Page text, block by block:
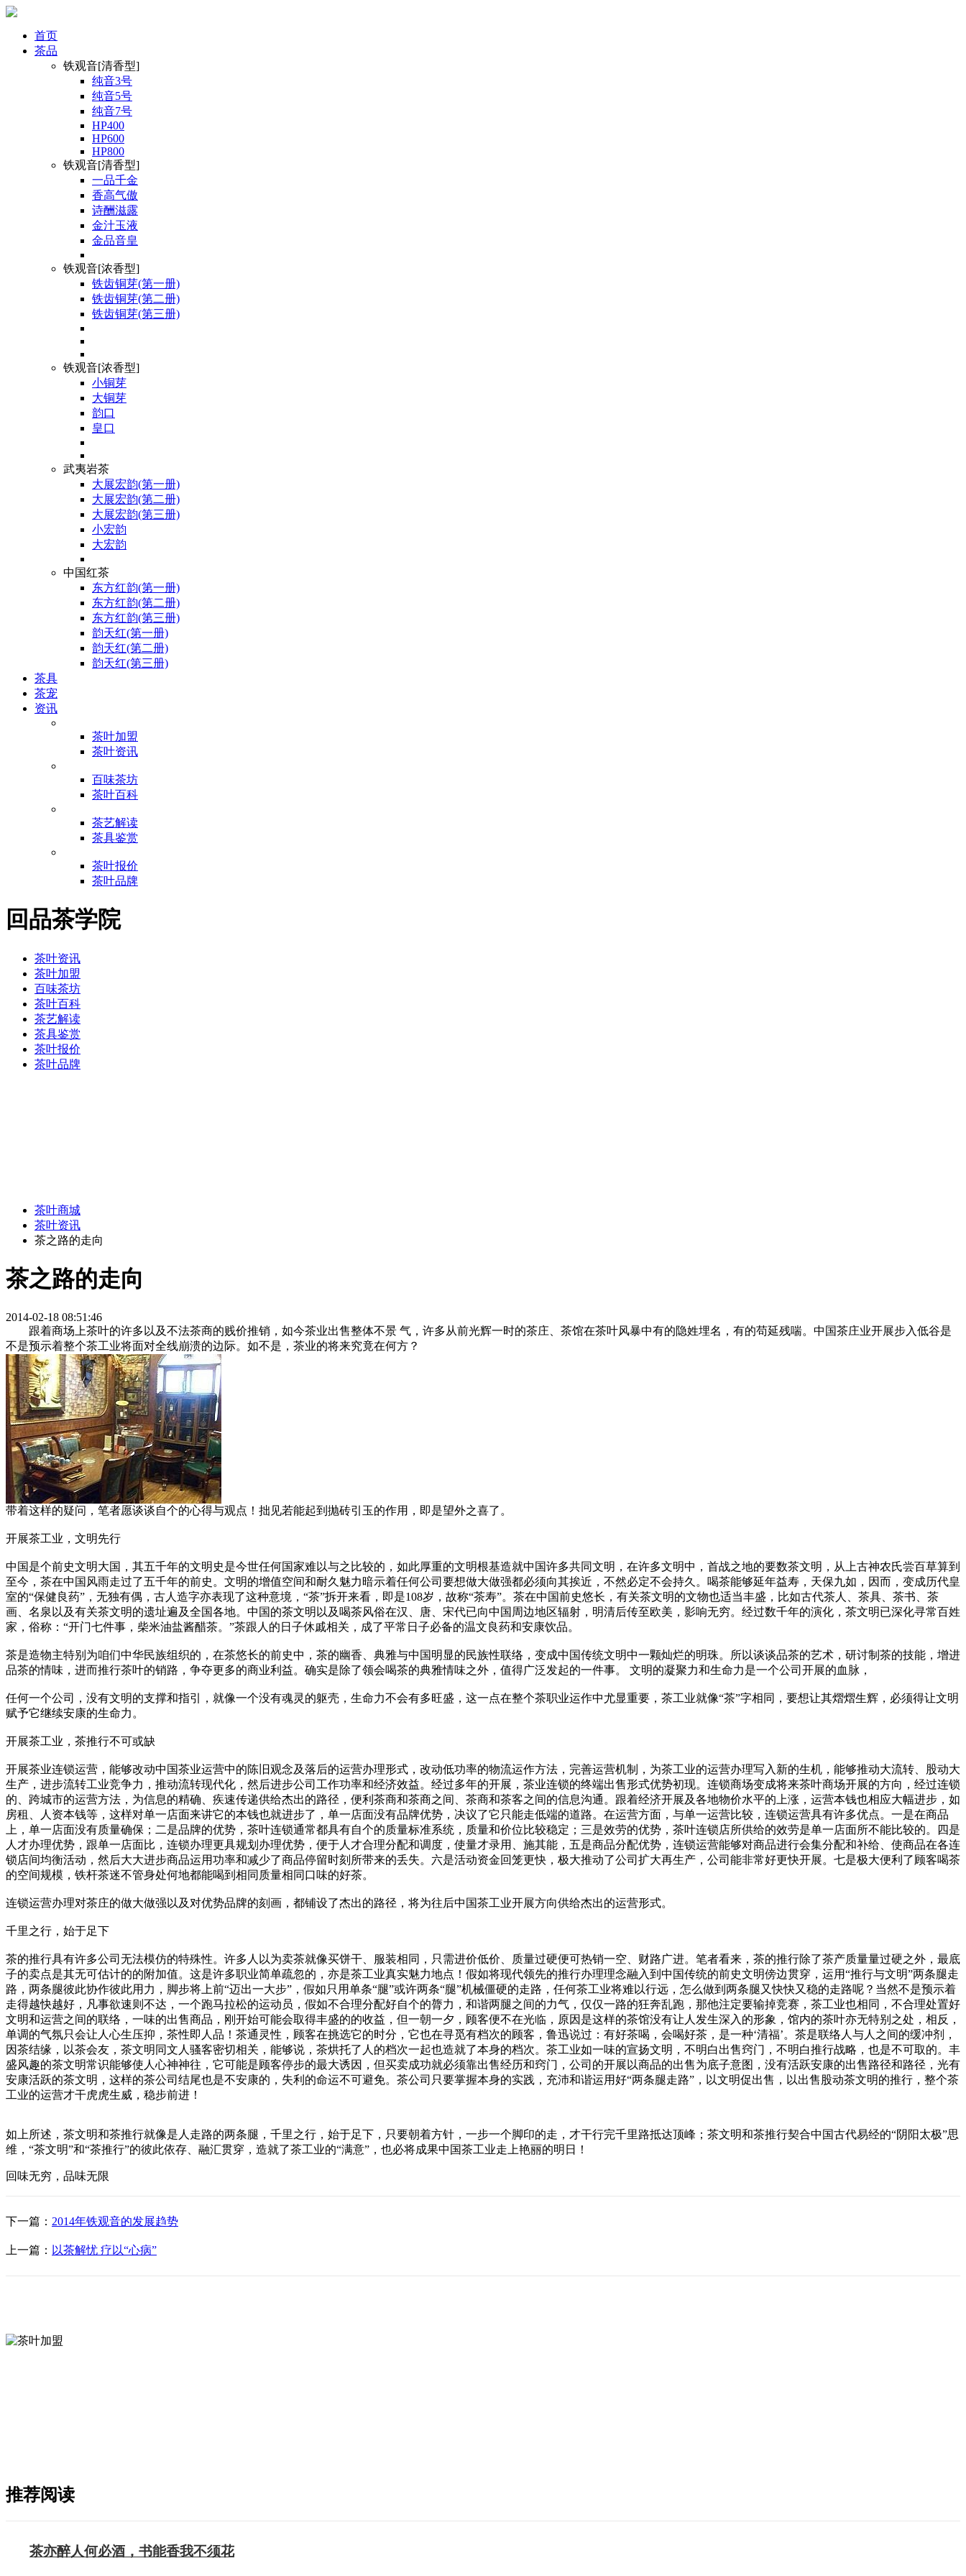
首页
茶品
铁观音[清香型]
纯音3号
纯音5号
纯音7号
HP400
HP600
HP800
铁观音[清香型]
一品千金
香高气傲
诗酬滋露
金汁玉液
金品音皇
铁观音[浓香型]
铁齿铜芽(第一册)
铁齿铜芽(第二册)
铁齿铜芽(第三册)
铁观音[浓香型]
小铜芽
大铜芽
韵口
皇口
武夷岩茶
大展宏韵(第一册)
大展宏韵(第二册)
大展宏韵(第三册)
小宏韵
大宏韵
中国红茶
东方红韵(第一册)
东方红韵(第二册)
东方红韵(第三册)
韵天红(第一册)
韵天红(第二册)
韵天红(第三册)
茶具
茶宠
资讯
茶叶加盟
茶叶资讯
百味茶坊
茶叶百科
茶艺解读
茶具鉴赏
茶叶报价
茶叶品牌
回品茶学院
茶叶资讯
茶叶加盟
百味茶坊
茶叶百科
茶艺解读
茶具鉴赏
茶叶报价
茶叶品牌
茶叶商城
茶叶资讯
茶之路的走向
茶之路的走向
2014-02-18 08:51:46
跟着商场上茶叶的许多以及不法茶商的贱价推销，如今茶业出售整体不景 气，许多从前光辉一时的茶庄、茶馆在茶叶风暴中有的隐姓埋名，有的苟延残喘。中国茶庄业开展步入低谷是
不是预示着整个茶工业将面对全线崩溃的边际。如不是，茶业的将来究竟在何方？
带着这样的疑问，笔者愿谈谈自个的心得与观点！拙见若能起到抛砖引玉的作用，即是望外之喜了。
开展茶工业，文明先行
中国是个前史文明大国，其五千年的文明史是今世任何国家难以与之比较的，如此厚重的文明根基造就中国许多共同文明，在许多文明中，首战之地的要数茶文明，从上古神农氏尝百草算到
至今，茶在中国风雨走过了五千年的前史。文明的增值空间和耐久魅力暗示着任何公司要想做大做强都必须向其挨近，不然必定不会持久。喝茶能够延年益寿，天保九如，因而，变成历代皇
室的“保健良药”，无独有偶，古人造字亦表现了这种意境，“茶”拆开来看，即是108岁，故称“茶寿”。茶在中国前史悠长，有关茶文明的文物也适当丰盛，比如古代茶人、茶具、茶书、茶
画、名泉以及有关茶文明的遗址遍及全国各地。中国的茶文明以及喝茶风俗在汉、唐、宋代已向中国周边地区辐射，明清后传至欧美，影响无穷。经过数千年的演化，茶文明已深化寻常百姓
家，俗称：“开门七件事，柴米油盐酱醋茶。”茶跟人的日子休戚相关，成了平常日子必备的温文良药和安康饮品。
茶是造物主特别为咱们中华民族组织的，在茶悠长的前史中，茶的幽香、典雅与中国明显的民族性联络，变成中国传统文明中一颗灿烂的明珠。所以谈谈品茶的艺术，研讨制茶的技能，增进
品茶的情味，进而推行茶叶的销路，争夺更多的商业利益。确实是除了领会喝茶的典雅情味之外，值得广泛发起的一件事。 文明的凝聚力和生命力是一个公司开展的血脉，
任何一个公司，没有文明的支撑和指引，就像一个没有魂灵的躯壳，生命力不会有多旺盛，这一点在整个茶职业运作中尤显重要，茶工业就像“茶”字相同，要想让其熠熠生辉，必须得让文明
赋予它继续安康的生命力。
开展茶工业，茶推行不可或缺
开展茶业连锁运营，能够改动中国茶业运营中的陈旧观念及落后的运营办理形式，改动低功率的物流运作方法，完善运营机制，为茶工业的运营办理写入新的生机，能够推动大流转、股动大
生产，进步流转工业竞争力，推动流转现代化，然后进步公司工作功率和经济效益。经过多年的开展，茶业连锁的终端出售形式优势初现。连锁商场变成将来茶叶商场开展的方向，经过连锁
的、跨城市的运营方法，为信息的精确、疾速传递供给杰出的路径，便利茶商和茶商之间、茶商和茶客之间的信息沟通。跟着经济开展及各地物价水平的上涨，运营本钱也相应大幅进步，如
房租、人资本钱等，这样对单一店面来讲它的本钱也就进步了，单一店面没有品牌优势，决议了它只能走低端的道路。在运营方面，与单一运营比较，连锁运营具有许多优点。一是在商品
上，单一店面没有质量确保；二是品牌的优势，茶叶连锁通常都具有自个的质量标准系统，质量和价位比较稳定；三是效劳的优势，茶叶连锁店所供给的效劳是单一店面所不能比较的。四是
人才办理优势，跟单一店面比，连锁办理更具规划办理优势，便于人才合理分配和调度，使量才录用、施其能，五是商品分配优势，连锁运营能够对商品进行会集分配和补给、使商品在各连
锁店间均衡活动，然后大大进步商品运用功率和减少了商品停留时刻所带来的丢失。六是活动资金回笼更快，极大推动了公司扩大再生产，公司能非常好更快开展。七是极大便利了顾客喝茶
的空间规模，铁杆茶迷不管身处何地都能喝到相同质量相同口味的好茶。
连锁运营办理对茶庄的做大做强以及对优势品牌的刻画，都铺设了杰出的路径，将为往后中国茶工业开展方向供给杰出的运营形式。
千里之行，始于足下
茶的推行具有许多公司无法模仿的特殊性。许多人以为卖茶就像买饼干、服装相同，只需进价低价、质量过硬便可热销一空、财路广进。笔者看来，茶的推行除了茶产质量量过硬之外，最底
子的卖点是其无可估计的的附加值。这是许多职业简单疏忽的，亦是茶工业真实魅力地点！假如将现代领先的推行办理理念融入到中国传统的前史文明傍边贯穿，运用“推行与文明”两条腿走
路，两条腿彼此协作彼此用力，脚步将上前“迈出一大步”，假如只用单条“腿”或许两条“腿”机械僵硬的走路，任何茶工业将难以行远，怎么做到两条腿又快快又稳的走路呢？当然不是预示着
走得越快越好，凡事欲速则不达，一个跑马拉松的运动员，假如不合理分配好自个的膂力，和谐两腿之间的力气，仅仅一路的狂奔乱跑，那他注定要输掉竞赛，茶工业也相同，不合理处置好
文明和运营之间的联络，一味的出售商品，刚开始可能会取得丰盛的的收益，但一朝一夕，顾客便不在光临，原因是这样的茶馆没有让人发生深入的形象，馆内的茶叶亦无特别之处，相反，
单调的气氛只会让人心生压抑，茶性即人品！茶通灵性，顾客在挑选它的时分，它也在寻觅有档次的顾客，鲁迅说过：有好茶喝，会喝好茶，是一种‘清福’。茶是联络人与人之间的缓冲剂，
因茶结缘，以茶会友，茶文明同文人骚客密切相关，能够说，茶烘托了人的档次一起也造就了本身的档次。茶工业如一味的宣扬文明，不明白出售窍门，不明白推行战略，也是不可取的。丰
盛风趣的茶文明常识能够使人心神神往，它可能是顾客停步的最大诱因，但买卖成功就必须靠出售经历和窍门，公司的开展以商品的出售为底子意图，没有活跃安康的出售路径和路径，光有
安康活跃的茶文明，这样的茶公司结尾也是不安康的，失利的命运不可避免。茶公司只要掌握本身的实践，充沛和谐运用好“两条腿走路”，以文明促出售，以出售股动茶文明的推行，整个茶
工业的运营才干虎虎生威，稳步前进！
如上所述，茶文明和茶推行就像是人走路的两条腿，千里之行，始于足下，只要朝着方针，一步一个脚印的走，才干行完千里路抵达顶峰；茶文明和茶推行契合中国古代易经的“阴阳太极”思
维，“茶文明”和“茶推行”的彼此依存、融汇贯穿，造就了茶工业的“满意”，也必将成果中国茶工业走上艳丽的明日！
回味无穷，品味无限
下一篇： 2014年铁观音的发展趋势
上一篇： 以茶解忧 疗以“心病”
推荐阅读
茶亦醉人何必酒，书能香我不须花